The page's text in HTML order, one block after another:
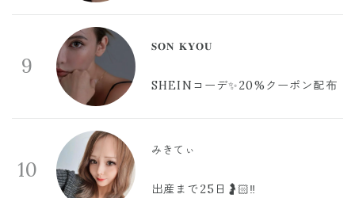
9
𝐒𝐎𝐍 𝐊𝐘𝐎𝐔
SHEINコーデ✨20%クーポン配布
10
みきてぃ
出産まで25日🤰🏻‼️